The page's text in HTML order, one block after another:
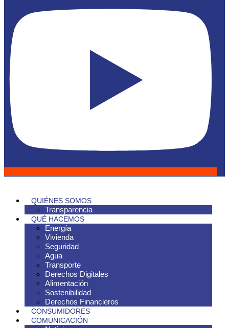
QUIÉNES SOMOS
Transparencia
QUÉ HACEMOS
Energía
Vivienda
Seguridad
Agua
Transporte
Derechos Digitales
Alimentación
Sostenibilidad
Derechos Financieros
CONSUMIDORES
COMUNICACIÓN